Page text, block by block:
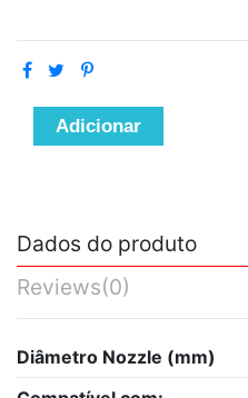
Adicionar
Dados do produto
Reviews(0)
Diâmetro Nozzle (mm)